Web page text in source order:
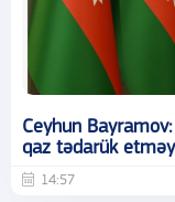
Ceyhun
qaz tədarük
14:57